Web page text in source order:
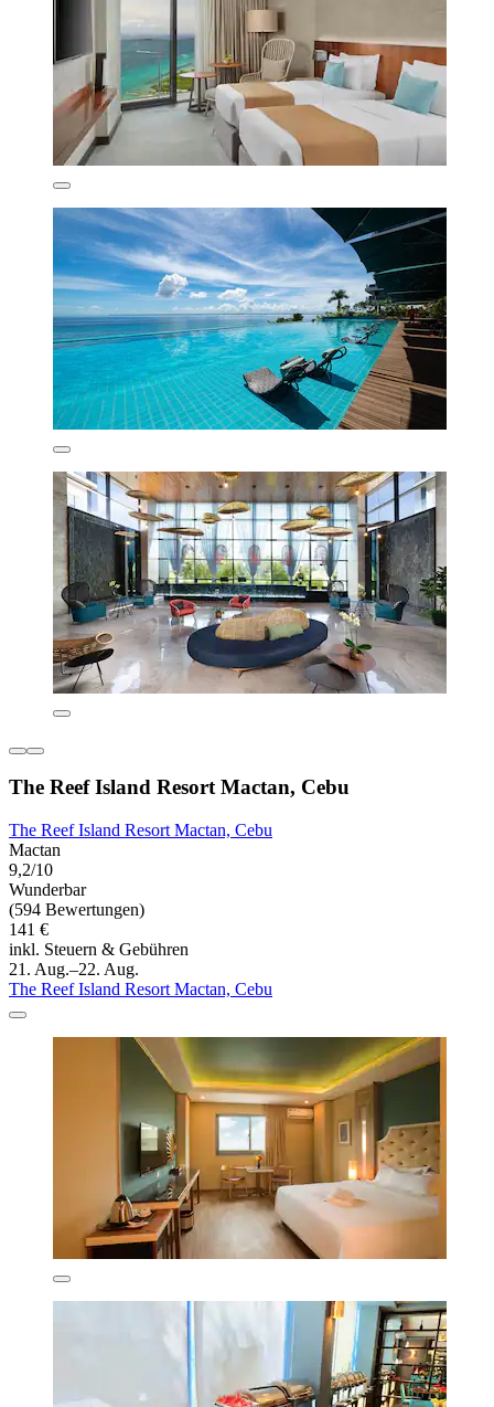
The Reef Island Resort Mactan, Cebu
The Reef Island Resort Mactan, Cebu
Mactan
9,2/10
Wunderbar
(594 Bewertungen)
141 €
inkl. Steuern & Gebühren
21. Aug.–22. Aug.
The Reef Island Resort Mactan, Cebu